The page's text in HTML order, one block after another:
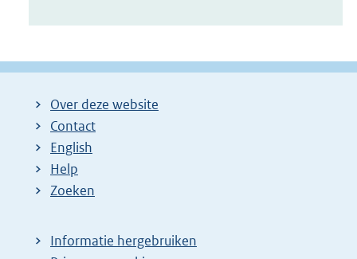
Over deze website
Contact
English
Help
Zoeken
Informatie hergebruiken